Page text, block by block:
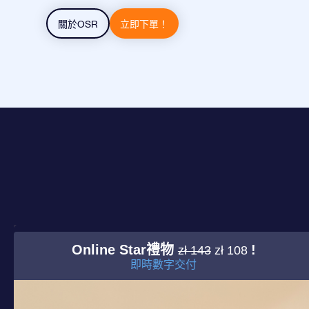
關於OSR 立即下單！
Online Star禮物zł 143 zł 108 !
即時數字交付